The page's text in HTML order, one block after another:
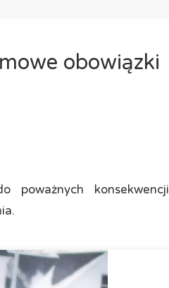
obowiązki
poważnych konsekwencji